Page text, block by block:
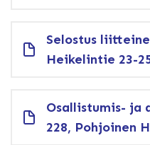
Selostus
Heikelintie 23-
Osallistumis- ja
228, Pohjoinen